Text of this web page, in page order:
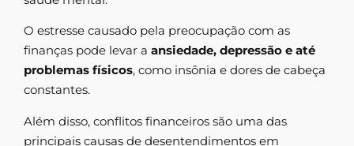
O estresse causado pela preocupação com as
finanças pode levar a ansiedade, depressão e até
problemas físicos, como insônia e dores de cabeça
constantes.
Além disso, conflitos financeiros são uma das
principais causas de desentendimentos em